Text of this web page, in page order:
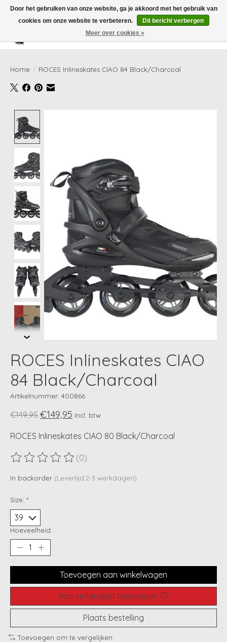
Verlanglijst
Home / ROCES Inlineskates CIAO 84 Black/Charcoal
ROCES Inlineskates CIAO
84 Black/Charcoal
Artikelnummer: 400866
€149,95 €149,95 Incl. btw
ROCES Inlineskates CIAO 80 Black/Charcoal
De beoordeling van dit product is
(0)
In backorder (Levertijd:2-3 werkdagen)
Size: *
Hoeveelheid:
Toevoegen aan winkelwagen
Aan verlanglijst toevoegen
Plaats bestelling
Toevoegen om te vergelijken
Door het gebruiken van onze website, ga je akkoord met het gebruik van
cookies om onze website te verbeteren.
Dit bericht verbergen
Meer over cookies »